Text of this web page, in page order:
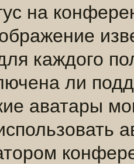
на
каждого
ли
аватары